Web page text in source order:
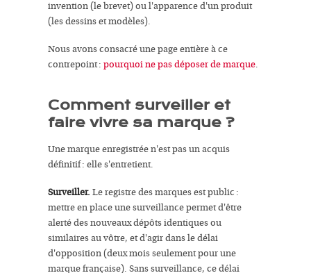
invention (le brevet) ou l'apparence d'un produit
(les dessins et modèles).
Nous avons consacré une page entière à ce
contrepoint : pourquoi ne pas déposer de marque.
Comment surveiller et
faire vivre sa marque ?
Une marque enregistrée n'est pas un acquis
définitif : elle s'entretient.
Surveiller. Le registre des marques est public :
mettre en place une surveillance permet d'être
alerté des nouveaux dépôts identiques ou
similaires au vôtre, et d'agir dans le délai
d'opposition (deux mois seulement pour une
marque française). Sans surveillance, ce délai